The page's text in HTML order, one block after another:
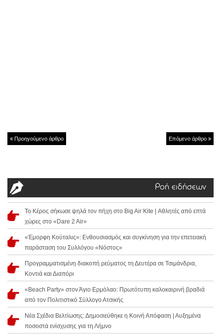
Προηγούμενο άρθρο Επόμενο άρθρο
Ροή ειδήσεων
Το Κέρος σήκωσε ψηλά τον πήχη στο Big Air Kite | Αθλητές από επτά
χώρες στο «Dare 2 Air»
«Έμορφη Κούταλις»: Ενθουσιασμός και συγκίνηση για την επετειακή
παράσταση του Συλλόγου «Νόστος»
Προγραμματισμένη διακοπή ρεύματος τη Δευτέρα σε Τσιμάνδρια,
Κοντιά και Διαπόρι
«Beach Party» στον Άγιο Ερμόλαο: Πρωτότυπη καλοκαιρινή βραδιά
από τον Πολιτιστικό Σύλλογο Ατσικής
Νέα Σχέδια Βελτίωσης: Δημοσιεύθηκε η Κοινή Απόφαση | Αυξημένα
ποσοστά ενίσχυσης για τη Λήμνο